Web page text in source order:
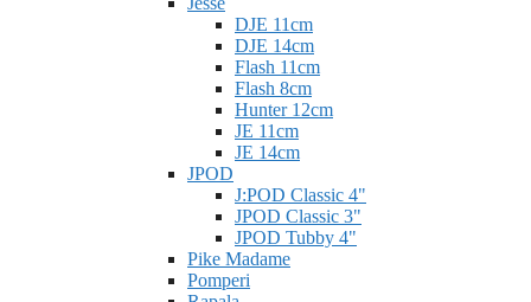
DJE 11cm
DJE 14cm
Flash 11cm
Flash 8cm
Hunter 12cm
JE 11cm
JE 14cm
JPOD
J:POD Classic 4"
JPOD Classic 3"
JPOD Tubby 4"
Pike Madame
Pomperi